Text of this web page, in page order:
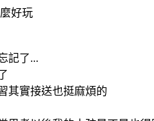
記了...
其實接送也挺麻煩的